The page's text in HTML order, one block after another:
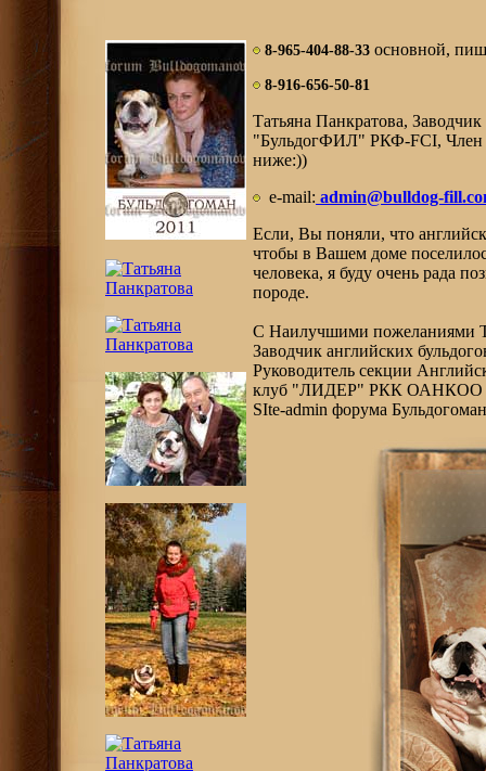
8-965-404-88-33 основной,
8-916-656-50-81
Татьяна Панкратова,
"БульдогФИЛ" РКФ-FCI,
ниже:))
e-mail: admin@bulldog-
Если, Вы поняли, что
чтобы в Вашем доме
человека, я буду очень рада
породе.
С Наилучшими пожеланиями
Заводчик английских
Руководитель секции
клуб "ЛИДЕР" РКК ОАНКОО
SIte-admin форума